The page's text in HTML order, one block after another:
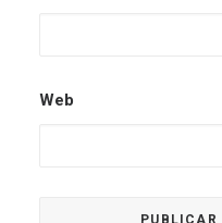
Web